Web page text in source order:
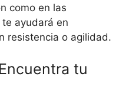
como en las
te ayudará en
resistencia o agilidad.
tu